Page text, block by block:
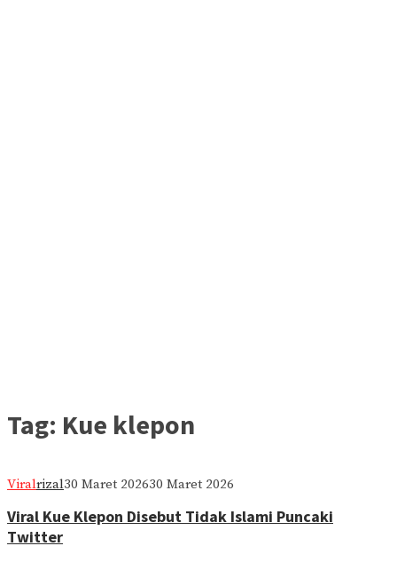
Tag: Kue klepon
Viralrizal30 Maret 202630 Maret 2026
Viral Kue Klepon Disebut Tidak Islami Puncaki
Twitter